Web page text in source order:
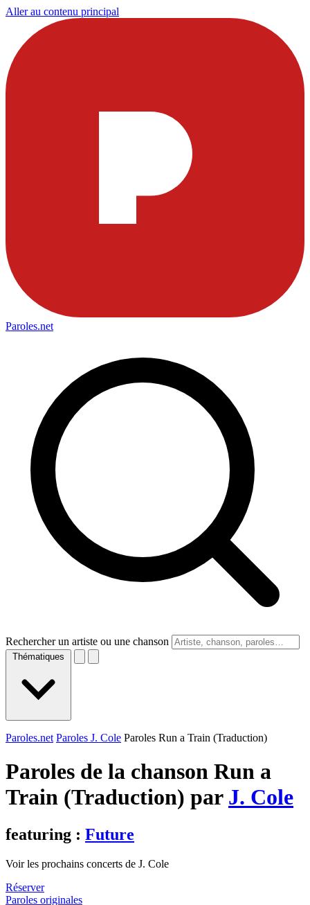
Aller au contenu principal
Paroles.net
Rechercher un artiste ou une chanson
Thématiques
Paroles.net Paroles J. Cole Paroles Run a Train (Traduction)
Paroles de la chanson Run a
Train (Traduction) par J. Cole
featuring : Future
Voir les prochains concerts de J. Cole
Réserver
Paroles originales